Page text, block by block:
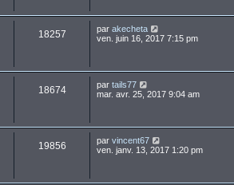
18257 par akecheta
ven. juin 16, 2017 7:15 pm
18674 par tails77
mar. avr. 25, 2017 9:04 am
19856 par vincent67
ven. janv. 13, 2017 1:20 pm